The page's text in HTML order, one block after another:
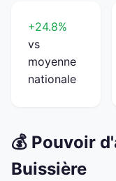
+24.8%
vs
moyenne
nationale
💰 Pouvoir
Buissière